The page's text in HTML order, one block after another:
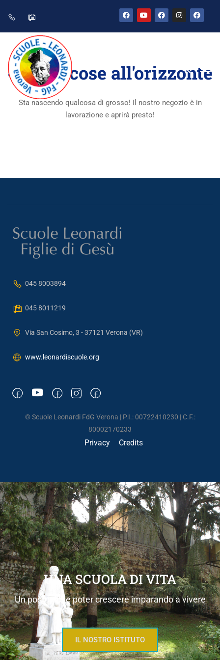
Grandi cose all'orizzonte
Sta nascendo qualcosa di grosso! Il nostro negozio è in
lavorazione e aprirà presto!
045 8003894
045 8011219
Via San Cosimo, 3 - 37121 Verona (VR)
www.leonardiscuole.org
© Scuole Leonardi FdG Verona | P.I.: 00722410230 | C.F.:
80002170233
Privacy Credits
UNA SCUOLA DI VITA
Un posto dove poter crescere imparando a vivere
IL NOSTRO ISTITUTO